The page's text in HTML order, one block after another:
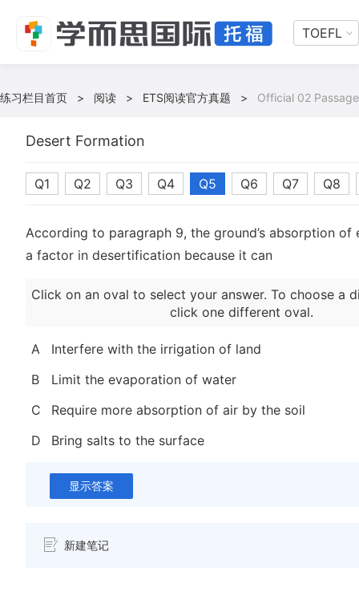
TOEFL
练习栏目首页 > 阅读 > ETS阅读官方真题 > Official 02
Desert Formation
Q1 Q2 Q3 Q4 Q5 Q6 Q7 Q8
According to paragraph 9, the ground’s absorption of
a factor in desertification because it can
Click on an oval to select your answer. To choose a
click one different oval.
A
Interfere with the irrigation of land
B
Limit the evaporation of water
C
Require more absorption of air by the soil
D
Bring salts to the surface
显示答案
新建笔记